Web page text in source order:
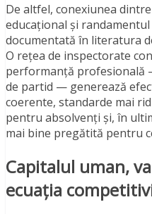
De altfel, conexiunea
educațional și
documentată în literatura
O rețea de inspectorate
performanță profesională
de partid — generează
coerente, standarde mai
pentru absolvenți și, în
mai bine pregătită pentru
Capitalul uman,
ecuația